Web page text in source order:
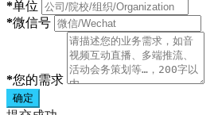
*单位
*微信号
*您的需求
确定